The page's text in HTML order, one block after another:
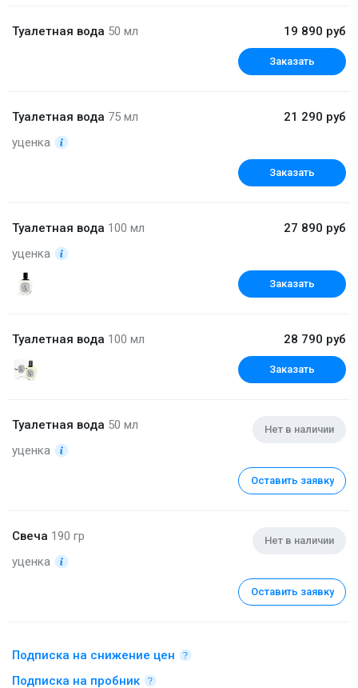
Туалетная вода 50 мл 19 890 руб
Заказать
Туалетная вода 75 мл
уценка
21 290 руб
Заказать
Туалетная вода 100 мл
уценка
27 890 руб
Заказать
Туалетная вода 100 мл 28 790 руб
Заказать
Туалетная вода 50 мл
уценка
Нет в наличии
Оставить заявку
Свеча 190 гр
уценка
Нет в наличии
Оставить заявку
Подписка на снижение цен
Подписка на пробник